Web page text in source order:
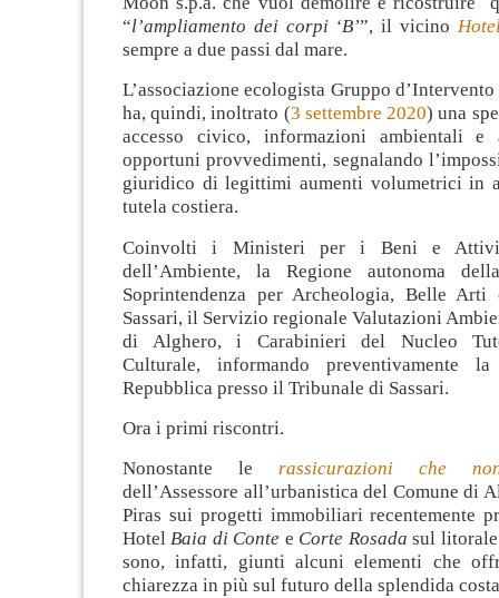
“l’ampliamento dei corpi ‘B’”, il vicino
sempre a due passi dal mare.
L’associazione ecologista Gruppo
ha, quindi, inoltrato (3 settembre 2020) una
accesso civico, informazioni ambientali e
opportuni provvedimenti, segnalando
giuridico di legittimi aumenti volumetrici in
tutela costiera.
Coinvolti i Ministeri per i Beni e
dell’Ambiente, la Regione autonoma
Soprintendenza per Archeologia, Belle Arti
Sassari, il Servizio regionale Valutazioni
di Alghero, i Carabinieri del Nucleo
Culturale, informando preventivamente
Repubblica presso il Tribunale di Sassari.
Ora i primi riscontri.
Nonostante le rassicurazioni che
dell’Assessore all’urbanistica del Comune di
Piras sui progetti immobiliari recentemente
HotelBaia di Conte e Corte Rosada sul
sono, infatti, giunti alcuni elementi che
chiarezza in più sul futuro della splendida